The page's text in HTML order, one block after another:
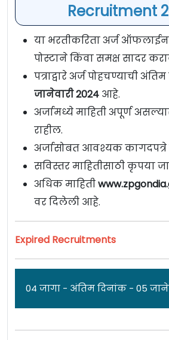
Recruitment
या भरतीकरिता अर्ज ऑफलाईन
पोस्टाने किंवा समक्ष सादर
पत्राद्वारे अर्ज पोहचण्याची
जानेवारी 2024 आहे.
अर्जामध्ये माहिती अपूर्ण
राहील.
अर्जासोबत आवश्यक कागदपत्रे
सविस्तर माहितीसाठी कृपया
अधिक माहिती
वर दिलेली आहे.
Expired Recruitments
04 जागा - अंतिम दिनांक - 05